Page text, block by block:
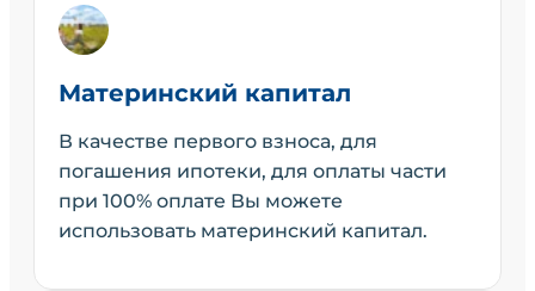
Материнский капитал
В качестве первого взноса, для
погашения ипотеки, для оплаты части
при 100% оплате Вы можете
использовать материнский капитал.